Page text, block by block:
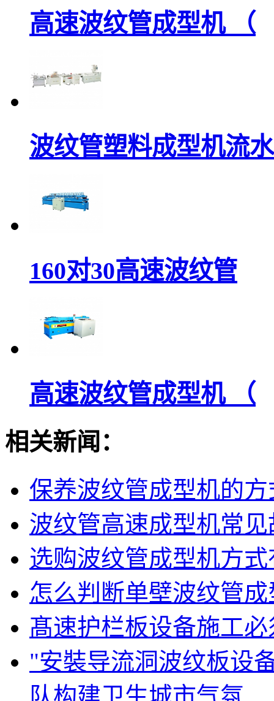
高速波纹管成型机 （
波纹管塑料成型机流水
160对30高速波纹管
高速波纹管成型机 （
相关新闻：
保养波纹管成型机的
波纹管高速成型机常
选购波纹管成型机方
怎么判断单壁波纹管
髙速护栏板设备施工
"安裝导流洞波纹板设
队构建卫生城市气氛